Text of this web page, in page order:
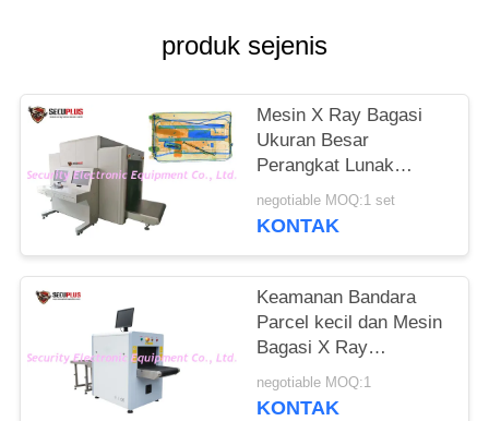
produk sejenis
Mesin X Ray Bagasi
Ukuran Besar
Perangkat Lunak
Cerdas Untuk Tempat
Lalu Lintas Berat di
negotiable MOQ:1 set
KONTAK
Keamanan Bandara
Parcel kecil dan Mesin
Bagasi X Ray
SECUPLUS SPX5030A
negotiable MOQ:1
KONTAK